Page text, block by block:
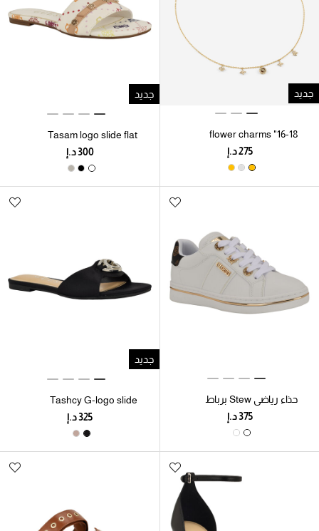
جديد
16-18" flower charms
⁦275⁩ د.إ
جديد
Tasam logo slide flat
⁦300⁩ د.إ
حذاء رياضي Stew برباط
أمامي منخفض الارتفاع
⁦375⁩ د.إ
جديد
Tashcy G-logo slide
signature sandal